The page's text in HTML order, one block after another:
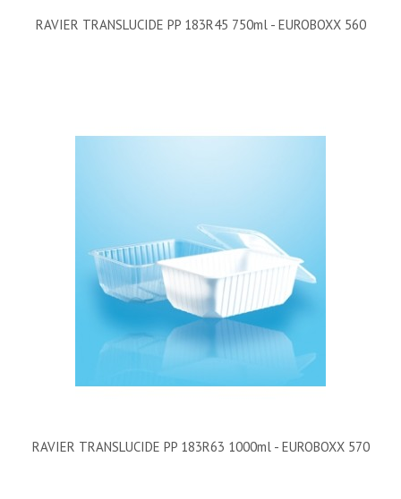
RAVIER TRANSLUCIDE PP 183R45 750ml - EUROBOXX 560
RAVIER TRANSLUCIDE PP 183R63 1000ml - EUROBOXX 570